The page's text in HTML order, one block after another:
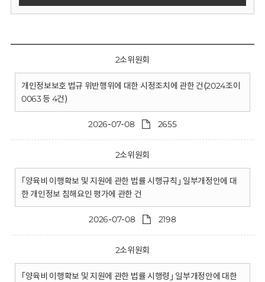
2소위원회
개인정보보호 법규 위반행위에 대한 시정조치에 관한 건(2024조이
0063 등 4건)
2026-07-08 2655
2소위원회
｢양육비 이행확보 및 지원에 관한 법률 시행규칙｣ 일부개정안에 대
한 개인정보 침해요인 평가에 관한 건
2026-07-08 2198
2소위원회
｢양육비 이행확보 및 지원에 관한 법률 시행령｣ 일부개정안에 대한